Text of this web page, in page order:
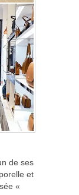
de ses
et
«